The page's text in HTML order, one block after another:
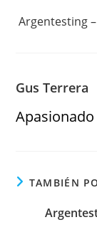
Argentesting
Gus Terrera
TAMBIÉN